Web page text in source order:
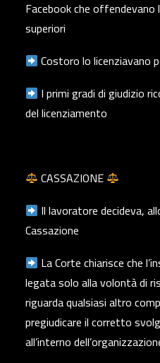
Facebook che offendevano
superiori
Costoro lo licenziavano
I primi gradi di giudizio
del licenziamento
CASSAZIONE
Il lavoratore decideva,
Cassazione
La Corte chiarisce che
legata solo alla volontà di
riguarda qualsiasi altro
pregiudicare il corretto
all’interno